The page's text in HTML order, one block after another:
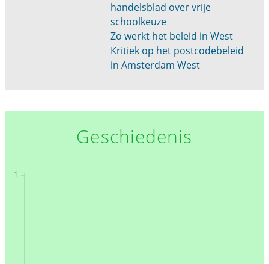
handelsblad over vrije
schoolkeuze
Zo werkt het beleid in West
Kritiek op het postcodebeleid
in Amsterdam West
Geschiedenis